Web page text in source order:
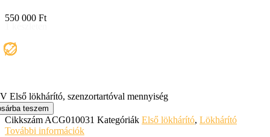
550 000 Ft
Első lökhárító, szenzortartóval mennyiség
teszem
CikkszámACG010031 Kategóriák Első lökhárító, Lökhárító
További információk